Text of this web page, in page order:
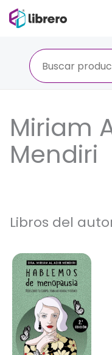
Miriam
Mendiri
Libros del